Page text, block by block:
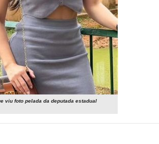
viu foto pelada da deputada estadual